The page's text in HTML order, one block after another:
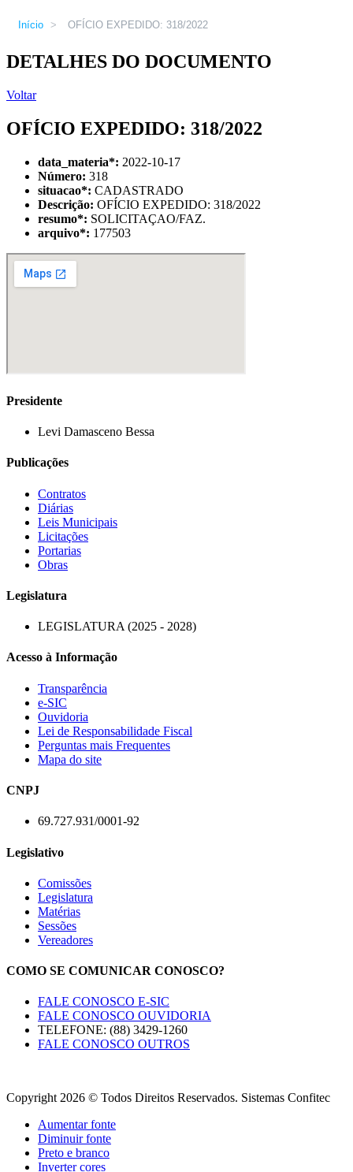
Início > OFÍCIO EXPEDIDO: 318/2022
DETALHES DO DOCUMENTO
Voltar
OFÍCIO EXPEDIDO: 318/2022
data_materia*: 2022-10-17
Número: 318
situacao*: CADASTRADO
Descrição: OFÍCIO EXPEDIDO: 318/2022
resumo*: SOLICITAÇAO/FAZ.
arquivo*: 177503
Presidente
Levi Damasceno Bessa
Publicações
Contratos
Diárias
Leis Municipais
Licitações
Portarias
Obras
Legislatura
LEGISLATURA (2025 - 2028)
Acesso à Informação
Transparência
e-SIC
Ouvidoria
Lei de Responsabilidade Fiscal
Perguntas mais Frequentes
Mapa do site
CNPJ
69.727.931/0001-92
Legislativo
Comissões
Legislatura
Matérias
Sessões
Vereadores
COMO SE COMUNICAR CONOSCO?
FALE CONOSCO E-SIC
FALE CONOSCO OUVIDORIA
TELEFONE: (88) 3429-1260
FALE CONOSCO OUTROS
Copyright 2026 © Todos Direitos Reservados. Sistemas Confitec
Aumentar fonte
Diminuir fonte
Preto e branco
Inverter cores